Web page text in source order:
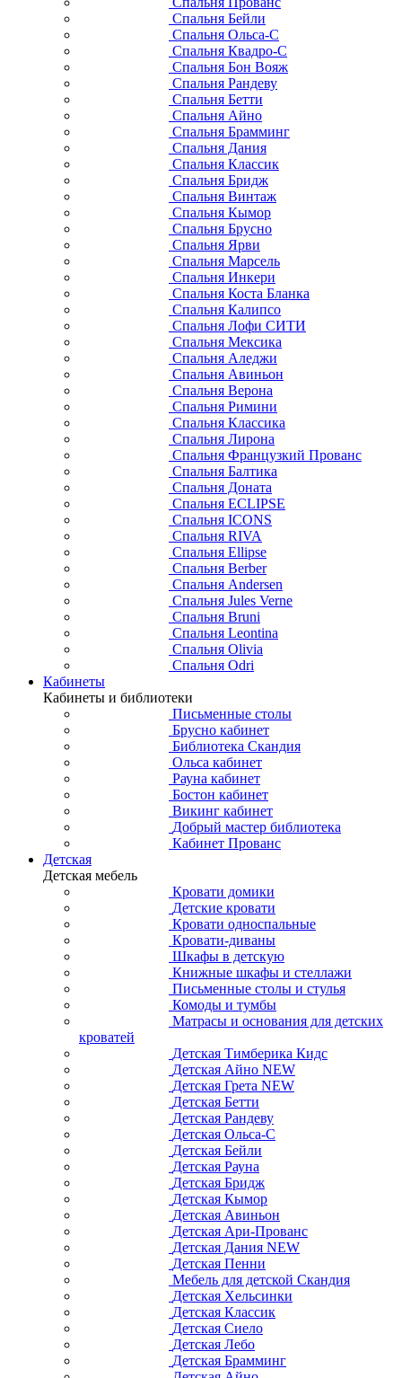
Спальня Бейли
Спальня Ольса-С
Спальня Квадро-С
Спальня Бон Вояж
Спальня Рандеву
Спальня Бетти
Спальня Айно
Спальня Брамминг
Спальня Дания
Спальня Классик
Спальня Бридж
Спальня Винтаж
Спальня Кымор
Спальня Брусно
Спальня Ярви
Спальня Марсель
Спальня Инкери
Спальня Коста Бланка
Спальня Калипсо
Спальня Лофи СИТИ
Спальня Мексика
Спальня Аледжи
Спальня Авиньон
Спальня Верона
Спальня Римини
Спальня Классика
Спальня Лирона
Спальня Французкий Прованс
Спальня Балтика
Спальня Доната
Спальня ECLIPSE
Спальня ICONS
Спальня RIVA
Спальня Ellipse
Спальня Berber
Спальня Andersen
Спальня Jules Verne
Спальня Bruni
Спальня Leontina
Спальня Olivia
Спальня Odri
Кабинеты
Кабинеты и библиотеки
Письменные столы
Брусно кабинет
Библиотека Скандия
Ольса кабинет
Рауна кабинет
Бостон кабинет
Викинг кабинет
Добрый мастер библиотека
Кабинет Прованс
Детская
Детская мебель
Кровати домики
Детские кровати
Кровати односпальные
Кровати-диваны
Шкафы в детскую
Книжные шкафы и стеллажи
Письменные столы и стулья
Комоды и тумбы
Матрасы и основания для детских
кроватей
Детская Тимберика Кидс
Детская Айно NEW
Детская Грета NEW
Детская Бетти
Детская Рандеву
Детская Ольса-С
Детская Бейли
Детская Рауна
Детская Бридж
Детская Кымор
Детская Авиньон
Детская Ари-Прованс
Детская Дания NEW
Детская Пенни
Мебель для детской Скандия
Детская Хельсинки
Детская Классик
Детская Сиело
Детская Лебо
Детская Брамминг